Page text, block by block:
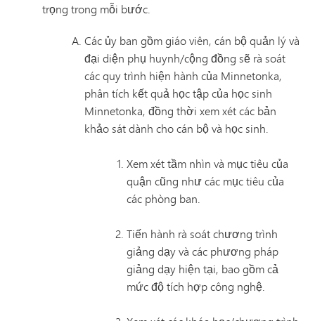
trọng trong mỗi bước.
Các ủy ban gồm giáo viên, cán bộ quản lý và
đại diện phụ huynh/cộng đồng sẽ rà soát
các quy trình hiện hành của Minnetonka,
phân tích kết quả học tập của học sinh
Minnetonka, đồng thời xem xét các bản
khảo sát dành cho cán bộ và học sinh.
Xem xét tầm nhìn và mục tiêu của
quận cũng như các mục tiêu của
các phòng ban.
Tiến hành rà soát chương trình
giảng dạy và các phương pháp
giảng dạy hiện tại, bao gồm cả
mức độ tích hợp công nghệ.